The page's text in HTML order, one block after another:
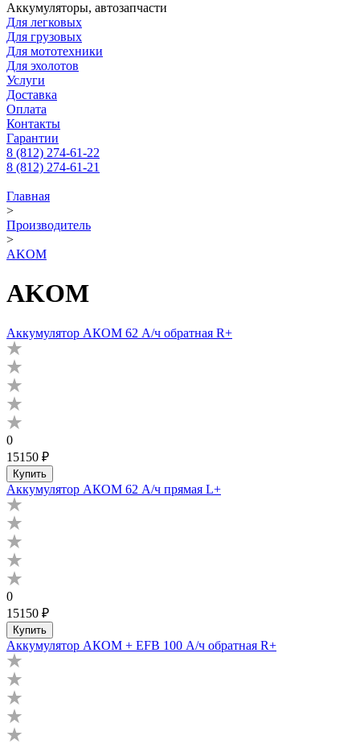
Аккумуляторы, автозапчасти
Для легковых
Для грузовых
Для мототехники
Для эхолотов
Услуги
Доставка
Оплата
Контакты
Гарантии
8 (812) 274-61-22
8 (812) 274-61-21
Главная
>
Производитель
>
AKOM
AKOM
Аккумулятор АКОМ 62 А/ч обратная R+
0
15150 ₽
Купить
Аккумулятор АКОМ 62 А/ч прямая L+
0
15150 ₽
Купить
Аккумулятор АКОМ + EFB 100 А/ч обратная R+